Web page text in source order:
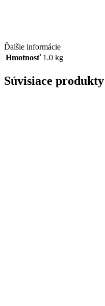
Ďalšie informácie
Hmotnosť 1.0 kg
Súvisiace produkty